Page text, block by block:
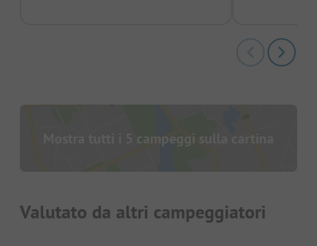
Mostra tutti i 5 campeggi sulla cartina
Valutato da altri campeggiatori